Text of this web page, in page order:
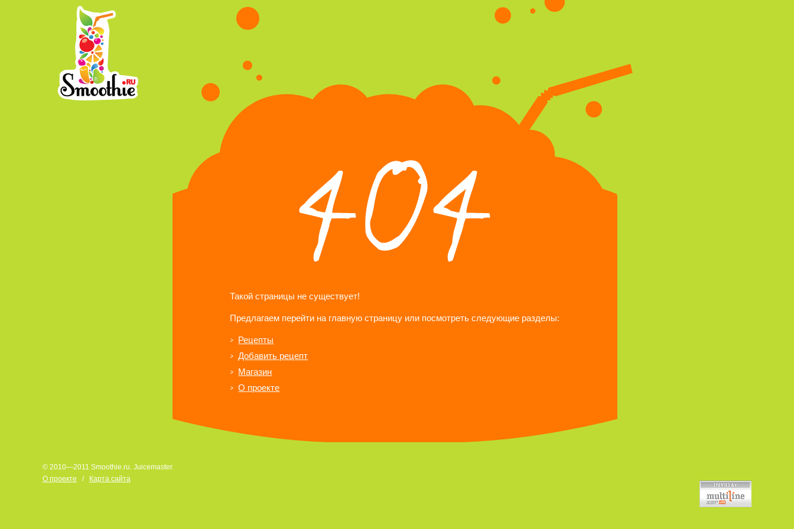
Такой страницы не существует!
Предлагаем перейти на главную страницу или посмотреть следующие разделы:
Рецепты
Добавить рецепт
Магазин
О проекте
© 2010—2011 Smoothie.ru. Juicemaster.
О проекте / Карта сайта